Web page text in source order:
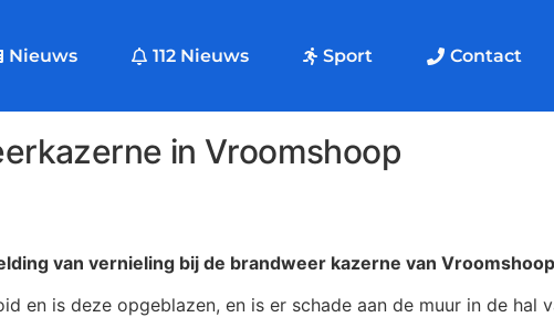
Nieuws 112 Nieuws Sport Contact
in Vroomshoop
van vernieling bij de brandweer kazerne van
en is deze opgeblazen, en is er schade aan de muur in de hal